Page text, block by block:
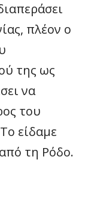
πλέον ο
της ως
να
του
είδαμε
τη Ρόδο.